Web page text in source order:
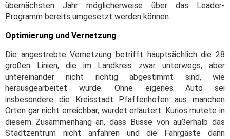
übernächsten Jahr möglicherweise über das Leader-
Programm bereits umgesetzt werden können.
Optimierung und Vernetzung
Die angestrebte Vernetzung betrifft hauptsächlich die 28
großen Linien, die im Landkreis zwar unterwegs, aber
untereinander nicht richtig abgestimmt sind, wie
herausgearbeitet wurde. Ohne eigenes Auto sei
insbesondere die Kreisstadt Pfaffenhofen aus manchen
Orten gar nicht erreichbar, wurdet erläutert. Kurios mutete in
diesem Zusammenhang an, dass Busse von außerhalb das
Stadtzentrum nicht anfahren und die Fahrgäste dann